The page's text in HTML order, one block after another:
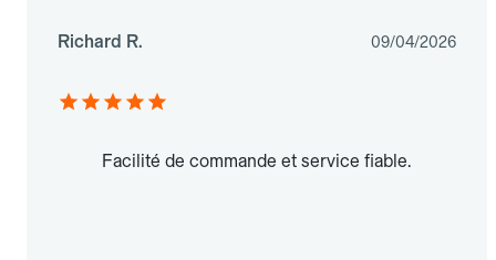
Richard R. 09/04/2026
Facilité de commande et service fiable.